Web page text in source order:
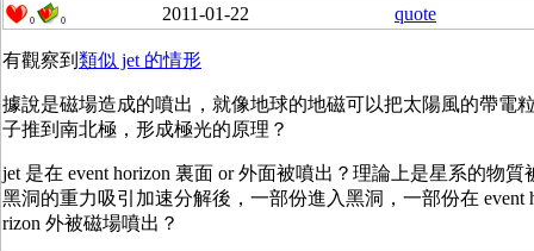
0 0 2011-01-22 quote
有觀察到 類似 jet 的情形
據說是磁場造成的噴出，就像地球的地磁可以把太陽風的帶電
子推到南北極，形成極光的原理？
jet 是在 event horizon 裏面 or 外面被噴出？理論上是星系的物質
黑洞的重力吸引加速分解後，一部份進入黑洞，一部份在 event
rizon 外被磁場噴出？